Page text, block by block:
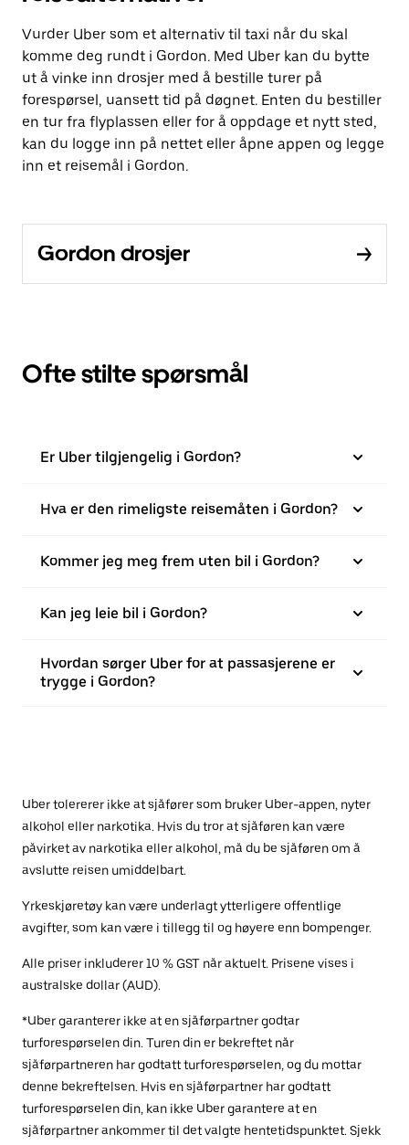
Vurder Uber som et alternativ til taxi når du skal
komme deg rundt i Gordon. Med Uber kan du bytte
ut å vinke inn drosjer med å bestille turer på
forespørsel, uansett tid på døgnet. Enten du bestiller
en tur fra flyplassen eller for å oppdage et nytt sted,
kan du logge inn på nettet eller åpne appen og legge
inn et reisemål i Gordon.
Gordon drosjer
Ofte stilte spørsmål
Er Uber tilgjengelig i Gordon?
Hva er den rimeligste reisemåten i Gordon?
Kommer jeg meg frem uten bil i Gordon?
Kan jeg leie bil i Gordon?
Hvordan sørger Uber for at passasjerene er
trygge i Gordon?
Uber tolererer ikke at sjåfører som bruker Uber-appen, nyter
alkohol eller narkotika. Hvis du tror at sjåføren kan være
påvirket av narkotika eller alkohol, må du be sjåføren om å
avslutte reisen umiddelbart.
Yrkeskjøretøy kan være underlagt ytterligere offentlige
avgifter, som kan være i tillegg til og høyere enn bompenger.
Alle priser inkluderer 10 % GST når aktuelt. Prisene vises i
australske dollar (AUD).
*Uber garanterer ikke at en sjåførpartner godtar
turforespørselen din. Turen din er bekreftet når
sjåførpartneren har godtatt turforespørselen, og du mottar
denne bekreftelsen. Hvis en sjåførpartner har godtatt
turforespørselen din, kan ikke Uber garantere at en
sjåførpartner ankommer til det valgte hentetidspunktet. Sjekk